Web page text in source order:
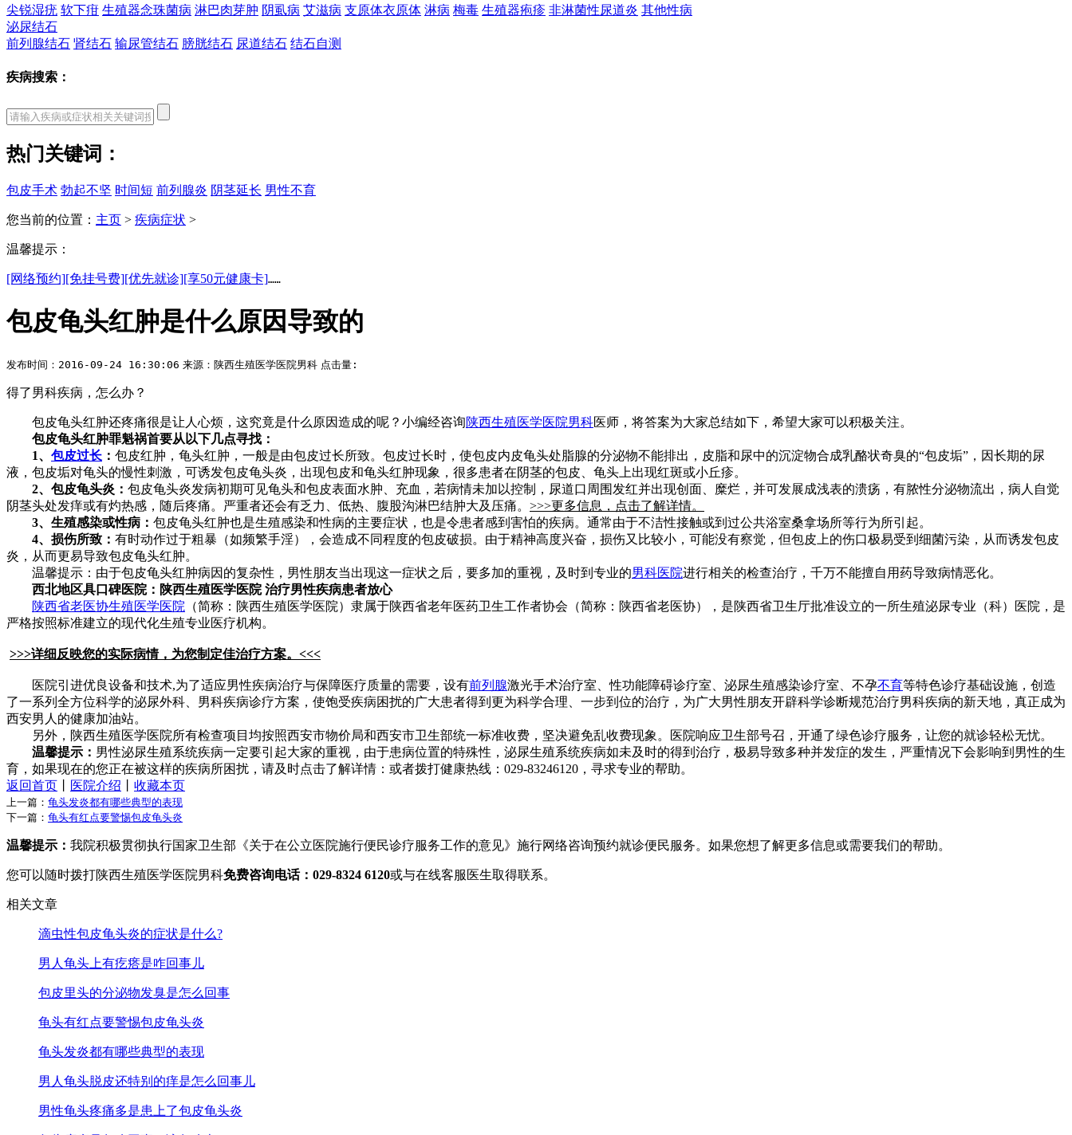
尖锐湿疣 软下疳 生殖器念珠菌病 淋巴肉芽肿 阴虱病 艾滋病 支原体衣原体 淋病 梅毒 生殖器疱疹 非淋菌性尿道炎 其他性病
泌尿结石
前列腺结石 肾结石 输尿管结石 膀胱结石 尿道结石 结石自测
疾病搜索：
热门关键词：
包皮手术 勃起不坚 时间短 前列腺炎 阴茎延长 男性不育
您当前的位置： 主页 > 疾病症状 >
温馨提示：
[网络预约][免挂号费][优先就诊][享50元健康卡]……
包皮龟头红肿是什么原因导致的
发布时间：2016-09-24 16:30:06 来源：陕西生殖医学医院男科 点击量:
得了男科疾病，怎么办？
包皮龟头红肿还疼痛很是让人心烦，这究竟是什么原因造成的呢？小编经咨询陕西生殖医学医院男科医师，将答案为大家总结如下，希望大家可以积极关注。
包皮龟头红肿罪魁祸首要从以下几点寻找：
1、 包皮过长 ： 包皮红肿，龟头红肿，一般是由包皮过长所致。包皮过长时，使包皮内皮龟头处脂腺的分泌物不能排出，皮脂和尿中的沉淀物合成乳酪状奇臭的“包皮垢”，因长期的尿
液，包皮垢对龟头的慢性刺激，可诱发包皮龟头炎，出现包皮和龟头红肿现象，很多患者在阴茎的包皮、龟头上出现红斑或小丘疹。
2、包皮龟头炎： 包皮龟头炎发病初期可见龟头和包皮表面水肿、充血，若病情未加以控制，尿道口周围发红并出现创面、糜烂，并可发展成浅表的溃疡，有脓性分泌物流出，病人自觉
阴茎头处发痒或有灼热感，随后疼痛。严重者还会有乏力、低热、腹股沟淋巴结肿大及压痛。 >>>更多信息，点击了解详情。
3、生殖感染或性病： 包皮龟头红肿也是生殖感染和性病的主要症状，也是令患者感到害怕的疾病。通常由于不洁性接触或到过公共浴室桑拿场所等行为所引起。
4、损伤所致： 有时动作过于粗暴（如频繁手淫），会造成不同程度的包皮破损。由于精神高度兴奋，损伤又比较小，可能没有察觉，但包皮上的伤口极易受到细菌污染，从而诱发包皮
炎，从而更易导致包皮龟头红肿。
温馨提示：由于包皮龟头红肿病因的复杂性，男性朋友当出现这一症状之后，要多加的重视，及时到专业的男科医院进行相关的检查治疗，千万不能擅自用药导致病情恶化。
西北地区具口碑医院：陕西生殖医学医院 治疗男性疾病患者放心
陕西省老医协生殖医学医院 （简称：陕西生殖医学医院）隶属于陕西省老年医药卫生工作者协会（简称：陕西省老医协），是陕西省卫生厅批准设立的一所生殖泌尿专业（科）医院，是
严格按照标准建立的现代化生殖专业医疗机构。
>>>详细反映您的实际病情，为您制定佳治疗方案。<<<
医院引进优良设备和技术,为了适应男性疾病治疗与保障医疗质量的需要，设有前列腺激光手术治疗室、性功能障碍诊疗室、泌尿生殖感染诊疗室、不孕不育等特色诊疗基础设施，创造
了一系列全方位科学的泌尿外科、男科疾病诊疗方案，使饱受疾病困扰的广大患者得到更为科学合理、一步到位的治疗，为广大男性朋友开辟科学诊断规范治疗男科疾病的新天地，真正成为
西安男人的健康加油站。
另外，陕西生殖医学医院所有检查项目均按照西安市物价局和西安市卫生部统一标准收费，坚决避免乱收费现象。医院响应卫生部号召，开通了绿色诊疗服务，让您的就诊轻松无忧。
温馨提示： 男性泌尿生殖系统疾病一定要引起大家的重视，由于患病位置的特殊性，泌尿生殖系统疾病如未及时的得到治疗，极易导致多种并发症的发生，严重情况下会影响到男性的生
育，如果现在的您正在被这样的疾病所困扰，请及时点击了解详情：或者拨打健康热线：029-83246120，寻求专业的帮助。
返回首页
医院介绍 收藏本页
上一篇： 龟头发炎都有哪些典型的表现
下一篇： 龟头有红点要警惕包皮龟头炎
温馨提示： 我院积极贯彻执行国家卫生部《关于在公立医院施行便民诊疗服务工作的意见》施行网络咨询预约就诊便民服务。如果您想了解更多信息或需要我们的帮助。
您可以随时拨打陕西生殖医学医院男科免费咨询电话：029-8324 6120或与在线客服医生取得联系。
相关文章
滴虫性包皮龟头炎的症状是什么?
男人龟头上有疙瘩是咋回事儿
包皮里头的分泌物发臭是怎么回事
龟头有红点要警惕包皮龟头炎
龟头发炎都有哪些典型的表现
男人龟头脱皮还特别的痒是怎么回事儿
男性龟头疼痛多是患上了包皮龟头炎